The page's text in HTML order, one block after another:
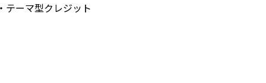
テーマ型クレジット